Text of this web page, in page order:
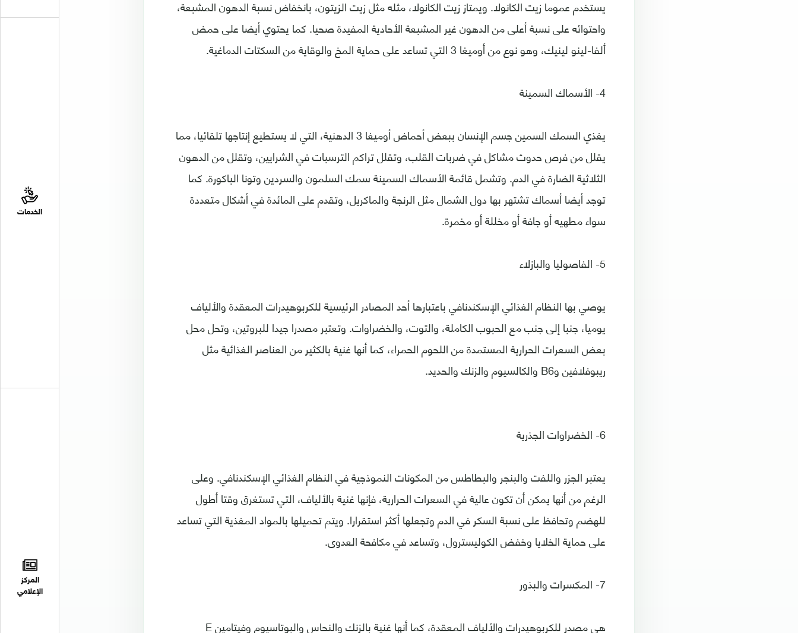
الخدمات
المركز
الإعلامي
يستخدم عموما زيت الكانولا. ويمتاز زيت الكانولا، مثله مثل زيت الزيتون، بانخفاض نسبة الدهون المشبعة،
واحتوائه على نسبة أعلى من الدهون غير المشبعة الأحادية المفيدة صحيا. كما يحتوي أيضا على حمض
ألفا-لينو لينيك، وهو نوع من أوميغا 3 التي تساعد على حماية المخ والوقاية من السكتات الدماغية.
4- الأسماك السمينة
يغذي السمك السمين جسم الإنسان ببعض أحماض أوميغا 3 الدهنية، التي لا يستطيع إنتاجها تلقائيا، مما
يقلل من فرص حدوث مشاكل في ضربات القلب، وتقلل تراكم الترسبات في الشرايين، وتقلل من الدهون
الثلاثية الضارة في الدم. وتشمل قائمة الأسماك السمينة سمك السلمون والسردين وتونا الباكورة. كما
توجد أيضا أسماك تشتهر بها دول الشمال مثل الرنجة والماكريل، وتقدم على المائدة في أشكال متعددة
سواء مطهيه أو جافة أو مخللة أو مخمرة.
5- الفاصوليا والبازلاء
يوصي بها النظام الغذائي الإسكندنافي باعتبارها أحد المصادر الرئيسية للكربوهيدرات المعقدة والألياف
يوميا، جنبا إلى جنب مع الحبوب الكاملة، والتوت، والخضراوات. وتعتبر مصدرا جيدا للبروتين، وتحل محل
بعض السعرات الحرارية المستمدة من اللحوم الحمراء، كما أنها غنية بالكثير من العناصر الغذائية مثل
ريبوفلافين وB6 والكالسيوم والزنك والحديد.
6- الخضراوات الجذرية
يعتبر الجزر واللفت والبنجر والبطاطس من المكونات النموذجية في النظام الغذائي الإسكندنافي. وعلى
الرغم من أنها يمكن أن تكون عالية في السعرات الحرارية، فإنها غنية بالألياف، التي تستغرق وقتا أطول
للهضم وتحافظ على نسبة السكر في الدم وتجعلها أكثر استقرارا. ويتم تحميلها بالمواد المغذية التي تساعد
على حماية الخلايا وخفض الكوليسترول، وتساعد في مكافحة العدوى.
7- المكسرات والبذور
هي مصدر للكربوهيدرات والألياف المعقدة، كما أنها غنية بالزنك والنحاس والبوتاسيوم وفيتامين E